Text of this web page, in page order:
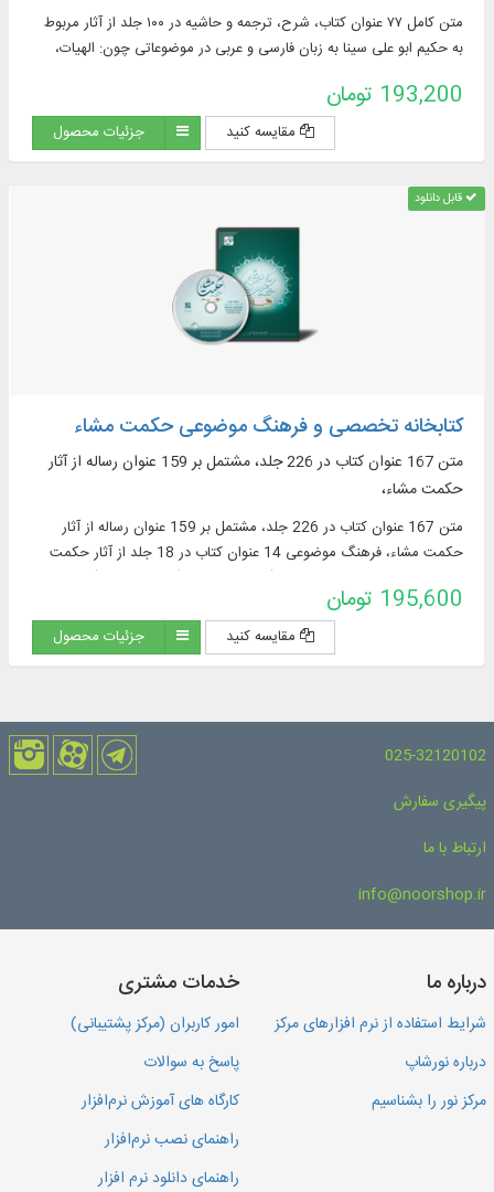
متن کامل ۷۷ عنوان کتاب، شرح، ترجمه و حاشیه در ۱۰۰ جلد از آثار مربوط
به حکیم ابو علی سینا به زبان فارسی و عربی در موضوعاتی چون: الهیات،
ادبیات، طب، ریاضیات، فیزیک، سیاست و ...
193,200 تومان
مقایسه کنید جزئیات محصول
قابل دانلود
کتابخانه تخصصی و فرهنگ موضوعی حکمت مشاء
متن 167 عنوان کتاب در 226 جلد، مشتمل بر 159 عنوان رساله از آثار
حکمت مشاء،
متن 167 عنوان کتاب در 226 جلد، مشتمل بر 159 عنوان رساله از آثار
حکمت مشاء، فرهنگ موضوعی 14 عنوان کتاب در 18 جلد از آثار حکمت
نمایه)
195,600 تومان
مقایسه کنید جزئیات محصول
025-32120102
پیگیری سفارش
ارتباط با ما
info@noorshop.ir
درباره ما
شرایط استفاده از نرم افزارهای مرکز
درباره نورشاپ
مرکز نور را بشناسیم
خدمات مشتری
امور کاربران (مرکز پشتیبانی)
پاسخ به سوالات
کارگاه های آموزش نرم‌افزار
راهنمای نصب نرم‌افزار
راهنمای دانلود نرم افزار